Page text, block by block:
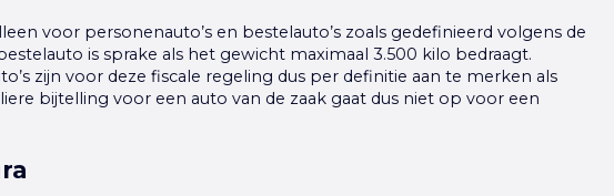
voor personenauto’s en bestelauto’s zoals gedefinieerd volgens de
is sprake als het gewicht maximaal 3.500 kilo bedraagt.
zijn voor deze fiscale regeling dus per definitie aan te merken als
bijtelling voor een auto van de zaak gaat dus niet op voor een